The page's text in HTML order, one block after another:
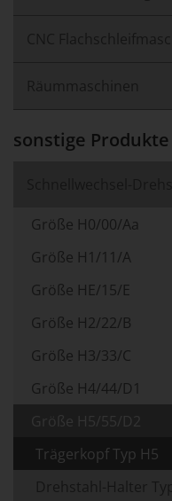
sonstige Produkte
Größe H0/00/Aa
Größe H1/11/A
Größe HE/15/E
Größe H2/22/B
Größe H3/33/C
Größe H4/44/D1
Größe H5/55/D2
Trägerkopf Typ H5